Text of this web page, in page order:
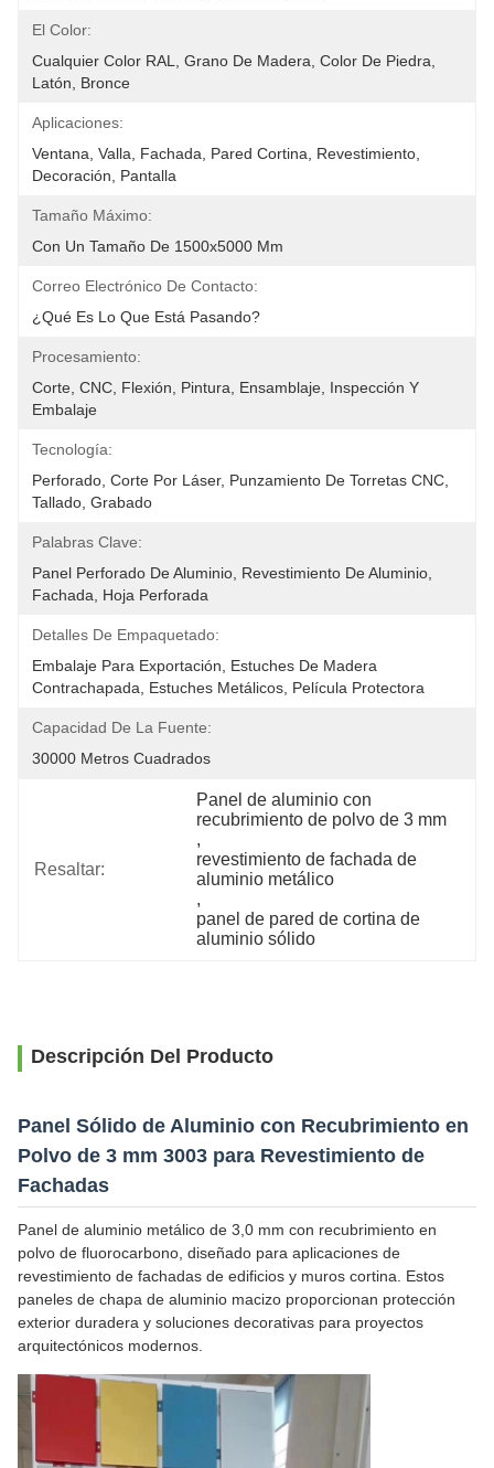
El Color:
Cualquier Color RAL, Grano De Madera, Color De Piedra,
Latón, Bronce
Aplicaciones:
Ventana, Valla, Fachada, Pared Cortina, Revestimiento,
Decoración, Pantalla
Tamaño Máximo:
Con Un Tamaño De 1500x5000 Mm
Correo Electrónico De Contacto:
¿Qué Es Lo Que Está Pasando?
Procesamiento:
Corte, CNC, Flexión, Pintura, Ensamblaje, Inspección Y
Embalaje
Tecnología:
Perforado, Corte Por Láser, Punzamiento De Torretas CNC,
Tallado, Grabado
Palabras Clave:
Panel Perforado De Aluminio, Revestimiento De Aluminio,
Fachada, Hoja Perforada
Detalles De Empaquetado:
Embalaje Para Exportación, Estuches De Madera
Contrachapada, Estuches Metálicos, Película Protectora
Capacidad De La Fuente:
30000 Metros Cuadrados
Resaltar:
Panel de aluminio con
recubrimiento de polvo de 3 mm
,
revestimiento de fachada de
aluminio metálico
,
panel de pared de cortina de
aluminio sólido
Descripción Del Producto
Panel Sólido de Aluminio con Recubrimiento en
Polvo de 3 mm 3003 para Revestimiento de
Fachadas
Panel de aluminio metálico de 3,0 mm con recubrimiento en
polvo de fluorocarbono, diseñado para aplicaciones de
revestimiento de fachadas de edificios y muros cortina. Estos
paneles de chapa de aluminio macizo proporcionan protección
exterior duradera y soluciones decorativas para proyectos
arquitectónicos modernos.